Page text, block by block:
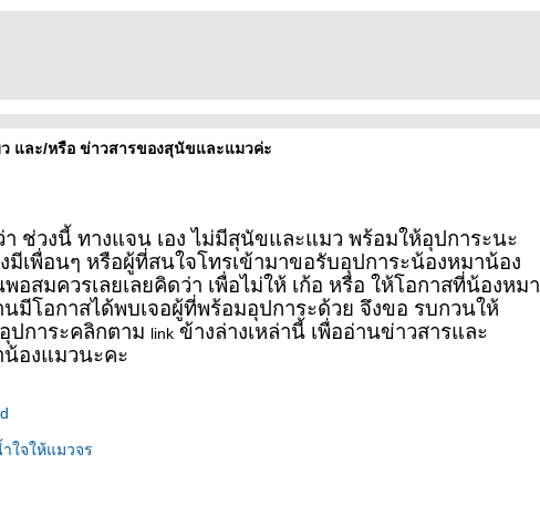
และ/หรือ ข่าวสารของสุนัขและแมวค่ะ
ช่วงนี้ ทางแจน เอง ไม่มีสุนัขและแมว พร้อมให้อุปการะนะ
มีเพื่อนๆ หรือผู้ที่สนใจโทรเข้ามาขอรับอุปการะน้องหมาน้อง
สมควรเลยเลยคิดว่า เพื่อไม่ให้ เก้อ หรือ ให้โอกาสที่น้องหมา
มีโอกาสได้พบเจอผู้ที่พร้อมอุปการะด้วย จึงขอ รบกวนให้
ปการะคลิกตาม link ข้างล่างเหล่านี้ เพื่ออ่านข่าวสารและ
องแมวนะคะ
ใจให้แมวจร